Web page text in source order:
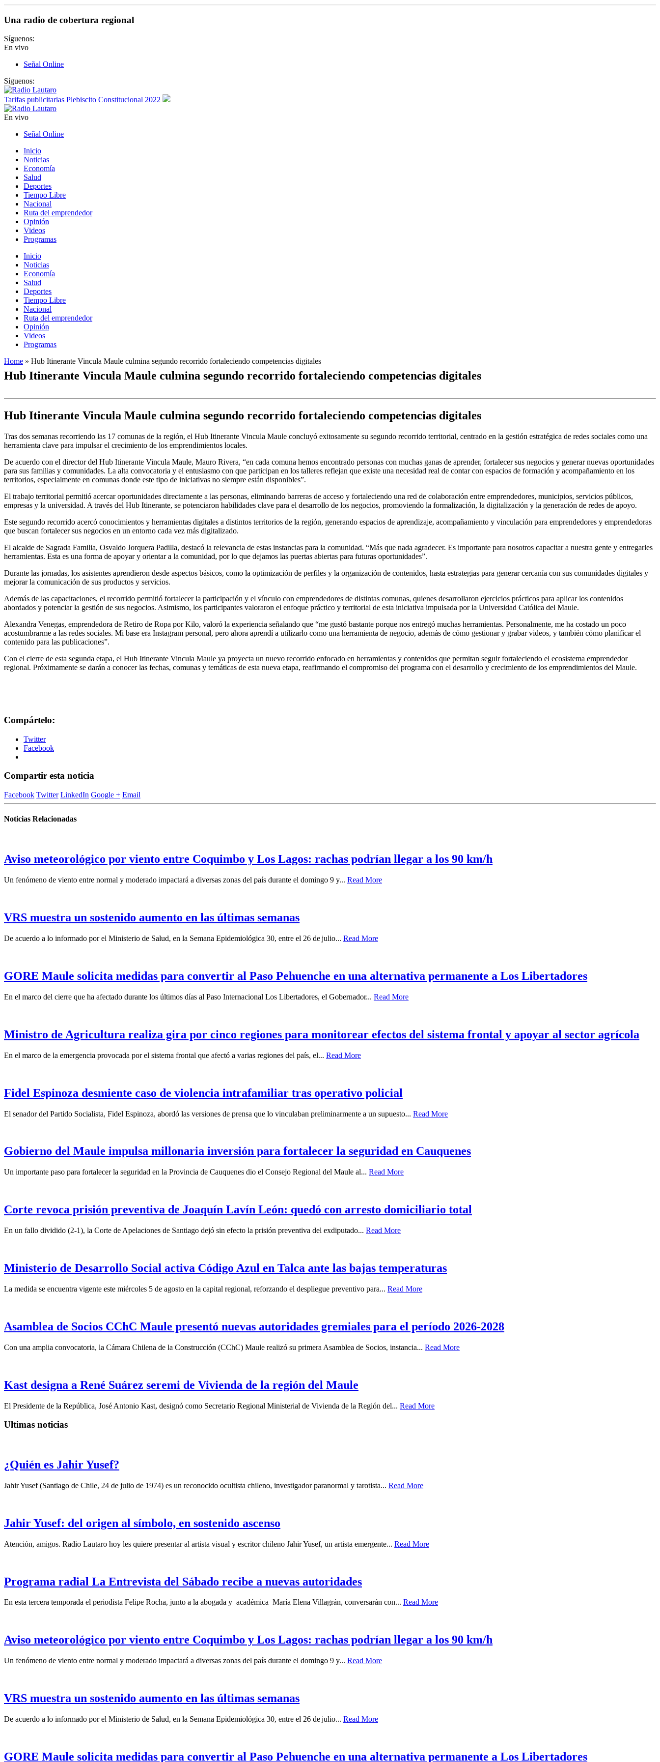
Una radio de cobertura regional
Síguenos:
En vivo
Señal Online
Síguenos:
Tarifas publicitarias Plebiscito Constitucional 2022
En vivo
Señal Online
Inicio
Noticias
Economía
Salud
Deportes
Tiempo Libre
Nacional
Ruta del emprendedor
Opinión
Videos
Programas
Inicio
Noticias
Economía
Salud
Deportes
Tiempo Libre
Nacional
Ruta del emprendedor
Opinión
Videos
Programas
Home » Hub Itinerante Vincula Maule culmina segundo recorrido fortaleciendo competencias digitales
Hub Itinerante Vincula Maule culmina segundo recorrido fortaleciendo competencias digitales
Hub Itinerante Vincula Maule culmina segundo recorrido fortaleciendo competencias digitales
Tras dos semanas recorriendo las 17 comunas de la región, el Hub Itinerante Vincula Maule concluyó exitosamente su segundo recorrido territorial, centrado en la gestión estratégica de redes sociales como una
herramienta clave para impulsar el crecimiento de los emprendimientos locales.
De acuerdo con el director del Hub Itinerante Vincula Maule, Mauro Rivera, “en cada comuna hemos encontrado personas con muchas ganas de aprender, fortalecer sus negocios y generar nuevas oportunidades
para sus familias y comunidades. La alta convocatoria y el entusiasmo con que participan en los talleres reflejan que existe una necesidad real de contar con espacios de formación y acompañamiento en los
territorios, especialmente en comunas donde este tipo de iniciativas no siempre están disponibles”.
El trabajo territorial permitió acercar oportunidades directamente a las personas, eliminando barreras de acceso y fortaleciendo una red de colaboración entre emprendedores, municipios, servicios públicos,
empresas y la universidad. A través del Hub Itinerante, se potenciaron habilidades clave para el desarrollo de los negocios, promoviendo la formalización, la digitalización y la generación de redes de apoyo.
Este segundo recorrido acercó conocimientos y herramientas digitales a distintos territorios de la región, generando espacios de aprendizaje, acompañamiento y vinculación para emprendedores y emprendedoras
que buscan fortalecer sus negocios en un entorno cada vez más digitalizado.
El alcalde de Sagrada Familia, Osvaldo Jorquera Padilla, destacó la relevancia de estas instancias para la comunidad. “Más que nada agradecer. Es importante para nosotros capacitar a nuestra gente y entregarles
herramientas. Esta es una forma de apoyar y orientar a la comunidad, por lo que dejamos las puertas abiertas para futuras oportunidades”.
Durante las jornadas, los asistentes aprendieron desde aspectos básicos, como la optimización de perfiles y la organización de contenidos, hasta estrategias para generar cercanía con sus comunidades digitales y
mejorar la comunicación de sus productos y servicios.
Además de las capacitaciones, el recorrido permitió fortalecer la participación y el vínculo con emprendedores de distintas comunas, quienes desarrollaron ejercicios prácticos para aplicar los contenidos
abordados y potenciar la gestión de sus negocios. Asimismo, los participantes valoraron el enfoque práctico y territorial de esta iniciativa impulsada por la Universidad Católica del Maule.
Alexandra Venegas, emprendedora de Retiro de Ropa por Kilo, valoró la experiencia señalando que “me gustó bastante porque nos entregó muchas herramientas. Personalmente, me ha costado un poco
acostumbrarme a las redes sociales. Mi base era Instagram personal, pero ahora aprendí a utilizarlo como una herramienta de negocio, además de cómo gestionar y grabar videos, y también cómo planificar el
contenido para las publicaciones”.
Con el cierre de esta segunda etapa, el Hub Itinerante Vincula Maule ya proyecta un nuevo recorrido enfocado en herramientas y contenidos que permitan seguir fortaleciendo el ecosistema emprendedor
regional. Próximamente se darán a conocer las fechas, comunas y temáticas de esta nueva etapa, reafirmando el compromiso del programa con el desarrollo y crecimiento de los emprendimientos del Maule.
Compártelo:
Twitter
Facebook
Compartir esta noticia
Facebook Twitter LinkedIn Google + Email
Noticias Relacionadas
Aviso meteorológico por viento entre Coquimbo y Los Lagos: rachas podrían llegar a los 90 km/h
Un fenómeno de viento entre normal y moderado impactará a diversas zonas del país durante el domingo 9 y... Read More
VRS muestra un sostenido aumento en las últimas semanas
De acuerdo a lo informado por el Ministerio de Salud, en la Semana Epidemiológica 30, entre el 26 de julio... Read More
GORE Maule solicita medidas para convertir al Paso Pehuenche en una alternativa permanente a Los Libertadores
En el marco del cierre que ha afectado durante los últimos días al Paso Internacional Los Libertadores, el Gobernador... Read More
Ministro de Agricultura realiza gira por cinco regiones para monitorear efectos del sistema frontal y apoyar al sector agrícola
En el marco de la emergencia provocada por el sistema frontal que afectó a varias regiones del país, el... Read More
Fidel Espinoza desmiente caso de violencia intrafamiliar tras operativo policial
El senador del Partido Socialista, Fidel Espinoza, abordó las versiones de prensa que lo vinculaban preliminarmente a un supuesto... Read More
Gobierno del Maule impulsa millonaria inversión para fortalecer la seguridad en Cauquenes
Un importante paso para fortalecer la seguridad en la Provincia de Cauquenes dio el Consejo Regional del Maule al... Read More
Corte revoca prisión preventiva de Joaquín Lavín León: quedó con arresto domiciliario total
En un fallo dividido (2-1), la Corte de Apelaciones de Santiago dejó sin efecto la prisión preventiva del exdiputado... Read More
Ministerio de Desarrollo Social activa Código Azul en Talca ante las bajas temperaturas
La medida se encuentra vigente este miércoles 5 de agosto en la capital regional, reforzando el despliegue preventivo para... Read More
Asamblea de Socios CChC Maule presentó nuevas autoridades gremiales para el período 2026-2028
Con una amplia convocatoria, la Cámara Chilena de la Construcción (CChC) Maule realizó su primera Asamblea de Socios, instancia... Read More
Kast designa a René Suárez seremi de Vivienda de la región del Maule
El Presidente de la República, José Antonio Kast, designó como Secretario Regional Ministerial de Vivienda de la Región del... Read More
Ultimas noticias
¿Quién es Jahir Yusef?
Jahir Yusef (Santiago de Chile, 24 de julio de 1974) es un reconocido ocultista chileno, investigador paranormal y tarotista... Read More
Jahir Yusef: del origen al símbolo, en sostenido ascenso
Atención, amigos. Radio Lautaro hoy les quiere presentar al artista visual y escritor chileno Jahir Yusef, un artista emergente... Read More
Programa radial La Entrevista del Sábado recibe a nuevas autoridades
En esta tercera temporada el periodista Felipe Rocha, junto a la abogada y académica María Elena Villagrán, conversarán con... Read More
Aviso meteorológico por viento entre Coquimbo y Los Lagos: rachas podrían llegar a los 90 km/h
Un fenómeno de viento entre normal y moderado impactará a diversas zonas del país durante el domingo 9 y... Read More
VRS muestra un sostenido aumento en las últimas semanas
De acuerdo a lo informado por el Ministerio de Salud, en la Semana Epidemiológica 30, entre el 26 de julio... Read More
GORE Maule solicita medidas para convertir al Paso Pehuenche en una alternativa permanente a Los Libertadores